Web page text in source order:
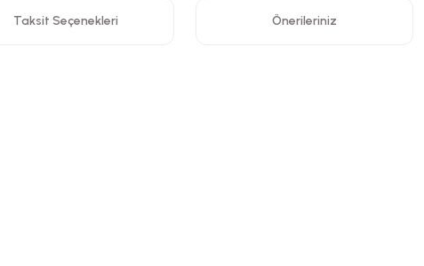
Taksit Seçenekleri Önerileriniz